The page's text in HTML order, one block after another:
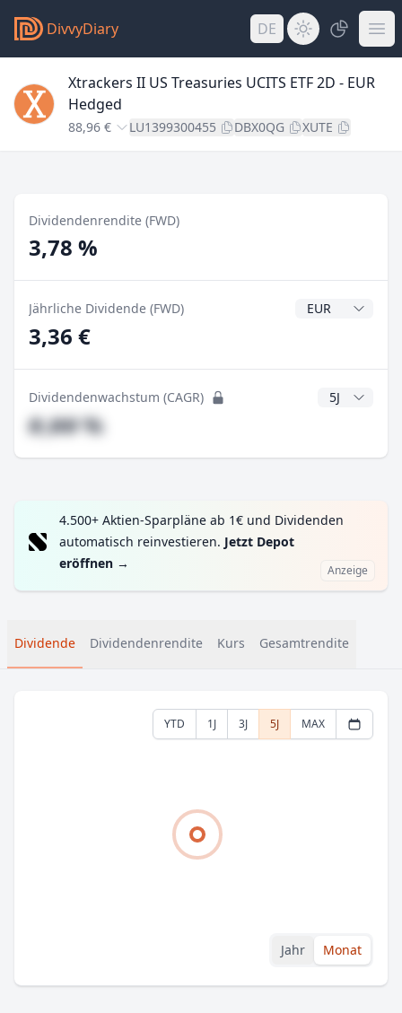
DivvyDiary DE
Xtrackers II US Treasuries UCITS ETF 2D - EUR
Hedged
88,96 € LU1399300455 DBX0QG XUTE
Dividendenrendite (FWD)
3,78 %
Jährliche Dividende (FWD)
3,36 €
Dividendenwachstum (CAGR) CAGR Jahre
#,## %
4.500+ Aktien-Sparpläne ab 1€ und Dividenden
automatisch reinvestieren. Jetzt Depot
eröffnen → Anzeige
Dividende Dividendenrendite Kurs Gesamtrendite
YTD 1J 3J 5J MAX
Jahr Monat